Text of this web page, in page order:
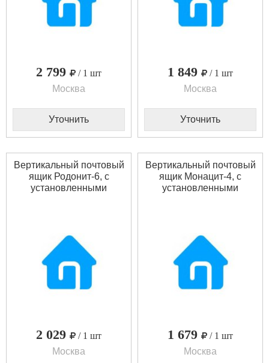
2 799
/ 1 шт
Москва
Уточнить
1 849
/ 1 шт
Москва
Уточнить
Вертикальный почтовый
ящик Родонит-6, с
установленными
2 029
/ 1 шт
Москва
Вертикальный почтовый
ящик Монацит-4, с
установленными
1 679
/ 1 шт
Москва